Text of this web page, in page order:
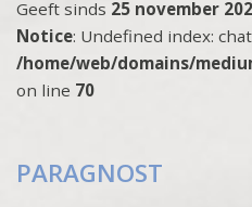
Geeft sinds 25 november
Notice: Undefined index:
/home/web/domains/
on line 70
PARAGNOST